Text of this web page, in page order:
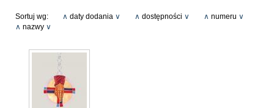
Sortuj wg: ∧ daty dodania ∨ ∧ dostępności ∨ ∧ numeru ∨
∧ nazwy ∨